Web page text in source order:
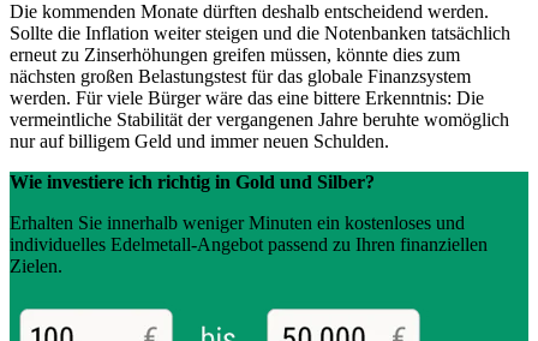
Die kommenden Monate dürften deshalb entscheidend werden.
Sollte die Inflation weiter steigen und die Notenbanken tatsächlich
erneut zu Zinserhöhungen greifen müssen, könnte dies zum
nächsten großen Belastungstest für das globale Finanzsystem
werden. Für viele Bürger wäre das eine bittere Erkenntnis: Die
vermeintliche Stabilität der vergangenen Jahre beruhte womöglich
nur auf billigem Geld und immer neuen Schulden.
Wie investiere ich richtig in Gold und Silber?
Erhalten Sie innerhalb weniger Minuten ein kostenloses und
individuelles Edelmetall-Angebot passend zu Ihren finanziellen
Zielen.